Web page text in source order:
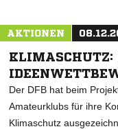
AKTIONEN
KLIMASCHUTZ:
Der DFB hat beim
Amateurklubs für ihre
Klimaschutz